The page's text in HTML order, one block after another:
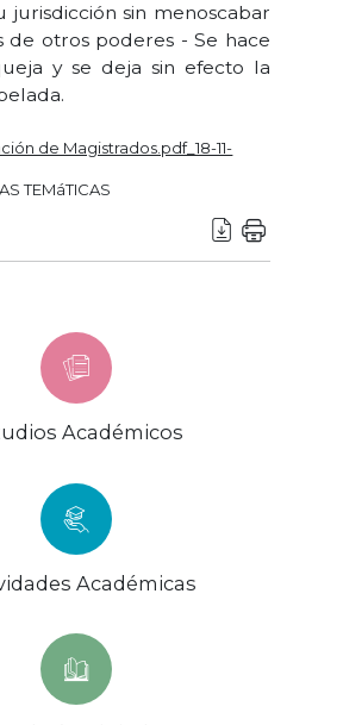
jurisdicción sin menoscabar
de otros poderes - Se hace
y se deja sin efecto la
de Magistrados.pdf_18-11-
TEMáTICAS
Académicos
Académicas